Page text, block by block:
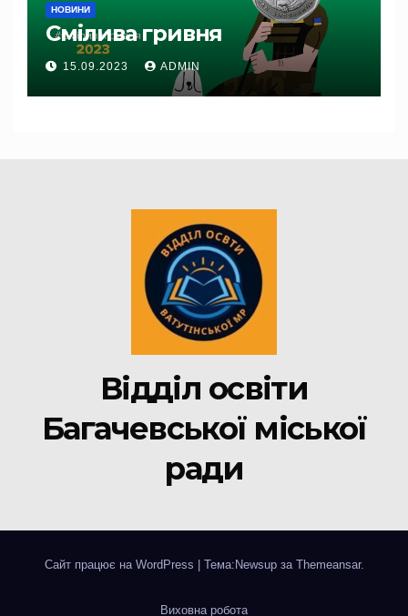
НОВИНИ
Смілива гривня
15.09.2023 ADMIN
Відділ освіти
Багачевської міської
ради
Сайт працює на WordPress Тема:Newsup за Themeansar.
Виховна робота